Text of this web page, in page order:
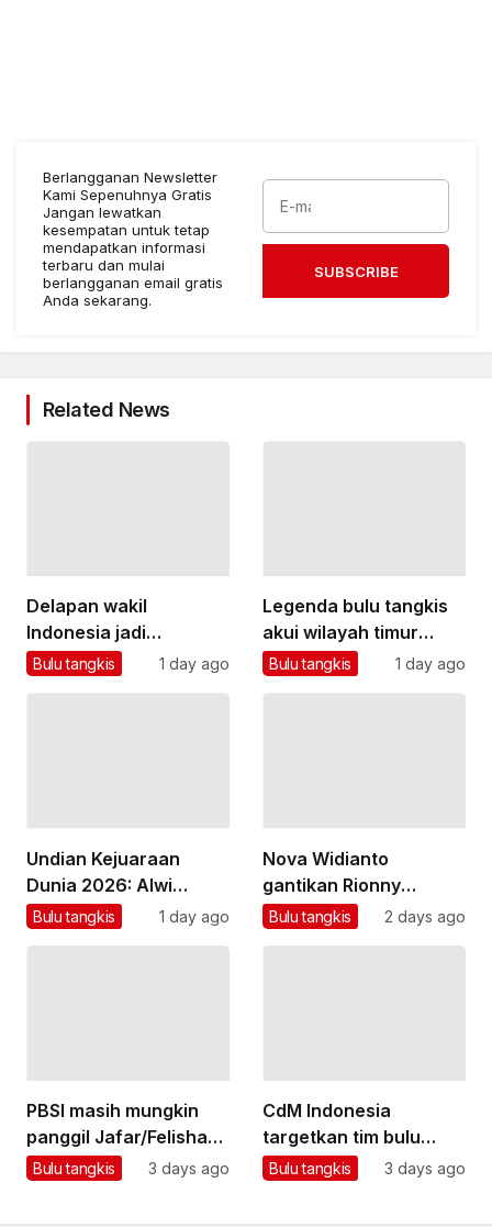
Berlangganan Newsletter
Kami Sepenuhnya Gratis
Jangan lewatkan
kesempatan untuk tetap
mendapatkan informasi
terbaru dan mulai
berlangganan email gratis
Anda sekarang.
SUBSCRIBE
Related News
Delapan wakil
Indonesia jadi
unggulan Kejuaraan
Bulu tangkis 1 day ago
Legenda bulu tangkis
akui wilayah timur
masih kurang
Bulu tangkis 1 day ago
Undian Kejuaraan
Dunia 2026: Alwi
Farhan berpotensi
Bulu tangkis 1 day ago
Nova Widianto
gantikan Rionny
tangani ganda
Bulu tangkis 2 days ago
PBSI masih mungkin
panggil Jafar/Felisha
untuk Asian Games
Bulu tangkis 3 days ago
CdM Indonesia
targetkan tim bulu
tangkis boyong emas
Bulu tangkis 3 days ago